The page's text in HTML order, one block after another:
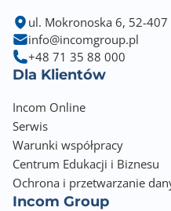
ul. Mokronoska 6, 52-407
info@incomgroup.pl
+48 71 35 88 000
Dla Klientów
Incom Online
Serwis
Warunki współpracy
Centrum Edukacji i Biznesu
Ochrona i przetwarzanie
Incom Group